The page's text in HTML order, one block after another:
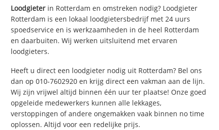
Loodgieter in Rotterdam en omstreken nodig? Loodgieter
Rotterdam is een lokaal loodgietersbedrijf met 24 uurs
spoedservice en is werkzaamheden in de heel Rotterdam
en daarbuiten. Wij werken uitsluitend met ervaren
loodgieters.
Heeft u direct een loodgieter nodig uit Rotterdam? Bel ons
dan op 010-7602920 en krijg direct een vakman aan de lijn.
Wij zijn vrijwel altijd binnen één uur ter plaatse! Onze goed
opgeleide medewerkers kunnen alle lekkages,
verstoppingen of andere ongemakken vaak binnen no time
oplossen. Altijd voor een redelijke prijs.